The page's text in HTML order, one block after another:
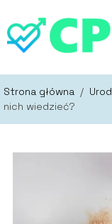
Strona główna /
nich wiedzieć?